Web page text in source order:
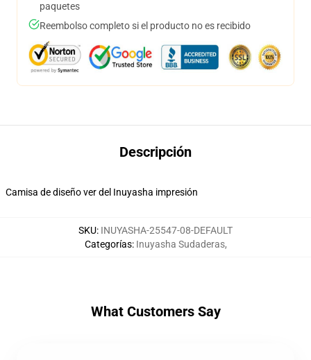
paquetes
Reembolso completo si el producto no es recibido
Descripción
Camisa de diseño ver del Inuyasha impresión
SKU: INUYASHA-25547-08-DEFAULT
Categorías: Inuyasha Sudaderas,
What Customers Say